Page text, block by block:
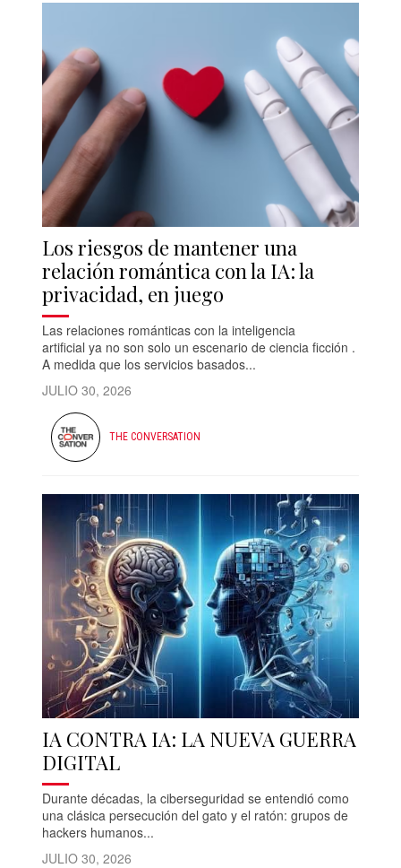
Los riesgos de mantener una
relación romántica con la IA: la
privacidad, en juego
Las relaciones románticas con la inteligencia
artificial ya no son solo un escenario de ciencia ficción .
A medida que los servicios basados...
JULIO 30, 2026
THE CONVERSATION
IA CONTRA IA: LA NUEVA GUERRA
DIGITAL
Durante décadas, la ciberseguridad se entendió como
una clásica persecución del gato y el ratón: grupos de
hackers humanos...
JULIO 30, 2026